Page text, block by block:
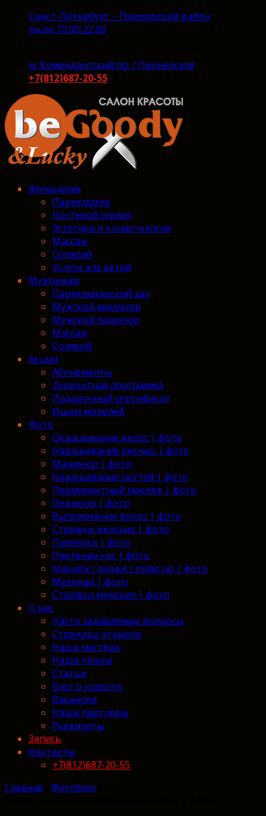
Санкт-Петербург – Приморский район
пн-вс 10.00-22.00
м. Комендантский пр. / Пионерская
+7(812)687-20-55
Женщинам
Парикмахер
Ногтевой сервис
Эстетика и косметология
Массаж
Солярий
Услуги для детей
Мужчинам
Парикмахерский зал
Мужской маникюр
Мужской педикюр
Массаж
Солярий
Акции
Абонементы
Дисконтная программа
Подарочный сертификат
Ищем моделей
Фото
Окрашивание волос | фото
Наращивание ресниц | фото
Маникюр | фото
Наращивание ногтей | фото
Перманентный макияж | фото
Педикюр | фото
Выпрямление волос | фото
Стрижки женские | фото
Причёски | фото
Плетение кос | фото
Макияж / визаж / make up | фото
Мехенди | фото
Стрижки мужские | фото
О нас
Часто задаваемые вопросы
Страница отзывов
Наши мастера
Наши плюсы
Статьи
Блог о красоте.
Вакансии
Наши партнёры
Реквизиты
Запись
Контакты
+7(812)687-20-55
Главная
Фотоблог